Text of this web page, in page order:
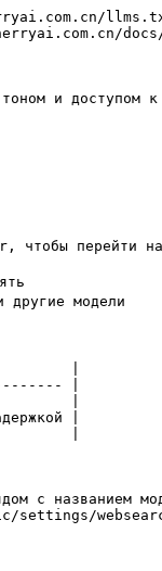
и
перейти на
модели
|
|
|
|
|
с названием
settings/